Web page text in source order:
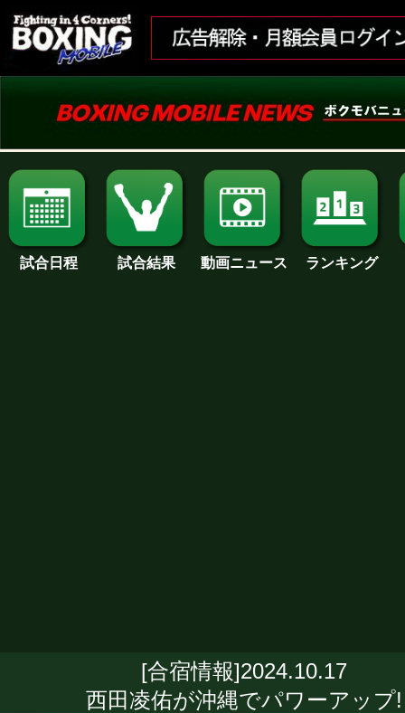
試合日程 試合結果 動画ニュース ランキング
[合宿情報]2024.10.17
西田凌佑が沖縄でパワーアップ!